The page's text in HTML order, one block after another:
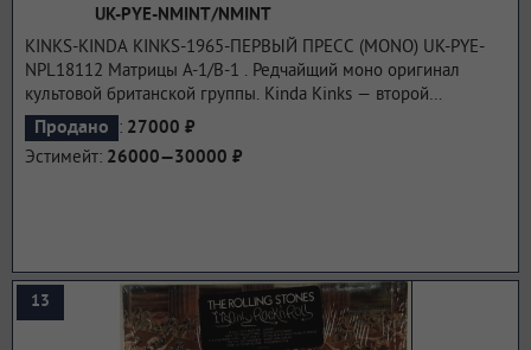
UK-PYE-NMINT/NMINT
KINKS-KINDA KINKS-1965-ПЕРВЫЙ ПРЕСС (MONO) UK-PYE-
NPL18112 Матрицы A-1/B-1 . Редчайщий моно оригинал
культовой британской группы. Kinda Kinks — второй
студийный альбом британской рок-группы The Kinks,
выпущенный 5 марта 1965 года лейблом Pye Records в
Великобритании и 11 августа 1965 года лейблом Reprise
хитом № 1 в UK Singles Charts....подробнее
Продано : 27000 ₽
Эстимейт: 26000—30000 ₽
13